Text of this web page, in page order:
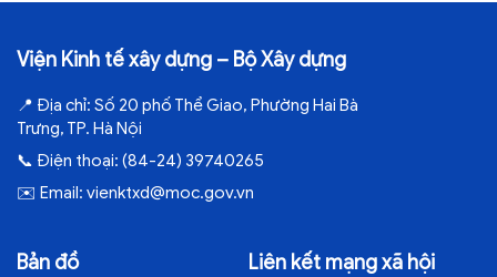
Viện Kinh tế xây dựng – Bộ Xây dựng
📍 Địa chỉ: Số 20 phố Thể Giao, Phường Hai Bà
Trưng, TP. Hà Nội
📞 Điện thoại: (84-24) 39740265
✉️ Email: vienktxd@moc.gov.vn
Bản đồ Liên kết mạng xã hội